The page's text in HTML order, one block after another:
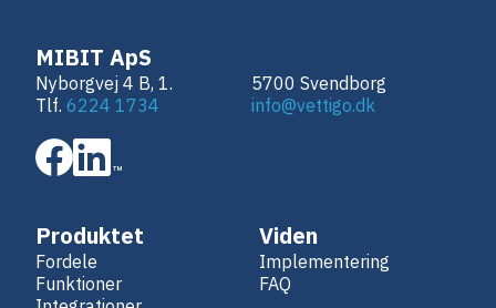
MIBIT ApS
Nyborgvej 4 B, 1.
Tlf. 6224 1734
5700 Svendborg
info@vettigo.dk
Produktet
Fordele
Funktioner
Viden
Implementering
FAQ